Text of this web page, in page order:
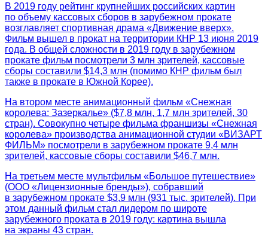
В 2019 году рейтинг крупнейших российских картин
по объему кассовых сборов в зарубежном прокате
возглавляет спортивная драма «Движение вверх».
Фильм вышел в прокат на территории КНР 13 июня 2019
года. В общей сложности в 2019 году в зарубежном
прокате фильм посмотрели 3 млн зрителей, кассовые
сборы составили $14,3 млн (помимо КНР фильм был
также в прокате в Южной Корее).
На втором месте анимационный фильм «Снежная
королева: Зазеркалье» ($7,8 млн, 1,7 млн зрителей, 30
стран). Совокупно четыре фильма франшизы «Снежная
королева» производства анимационной студии «ВИЗАРТ
ФИЛЬМ» посмотрели в зарубежном прокате 9,4 млн
зрителей, кассовые сборы составили $46,7 млн.
На третьем месте мультфильм «Большое путешествие»
(ООО «Лицензионные бренды»), собравший
в зарубежном прокате $3,9 млн (931 тыс. зрителей). При
этом данный фильм стал лидером по широте
зарубежного проката в 2019 году: картина вышла
на экраны 43 стран.